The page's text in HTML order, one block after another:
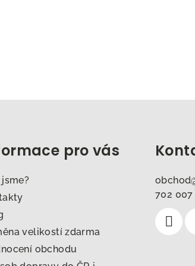
pro vás
jsme?
velikostí zdarma
obchodu
obchod
702 007